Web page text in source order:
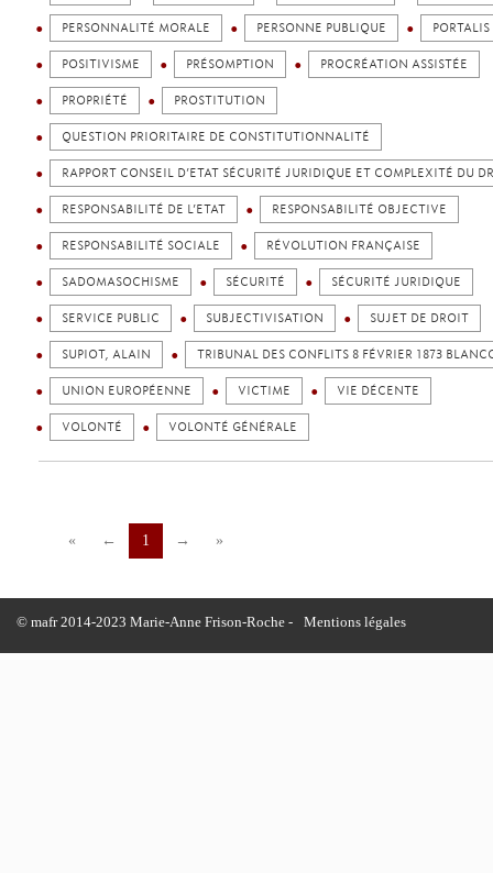
PERSONNALITÉ MORALE PERSONNE PUBLIQUE PORTALIS
POSITIVISME PRÉSOMPTION PROCRÉATION ASSISTÉE
PROPRIÉTÉ PROSTITUTION
QUESTION PRIORITAIRE DE CONSTITUTIONNALITÉ
RAPPORT CONSEIL D’ETAT SÉCURITÉ JURIDIQUE ET COMPLEXITÉ DU
RESPONSABILITÉ DE L’ETAT RESPONSABILITÉ OBJECTIVE
RESPONSABILITÉ SOCIALE RÉVOLUTION FRANÇAISE
SADOMASOCHISME SÉCURITÉ SÉCURITÉ JURIDIQUE
SERVICE PUBLIC SUBJECTIVISATION SUJET DE DROIT
SUPIOT, ALAIN TRIBUNAL DES CONFLITS 8 FÉVRIER 1873
UNION EUROPÉENNE VICTIME VIE DÉCENTE
VOLONTÉ VOLONTÉ GÉNÉRALE
« ← 1 → »
© mafr 2014-2023 Marie-Anne Frison-Roche - Mentions légales